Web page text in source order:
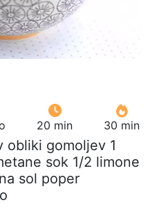
20 min 30 min
obliki gomoljev 1
sok 1/2 limone
sol poper